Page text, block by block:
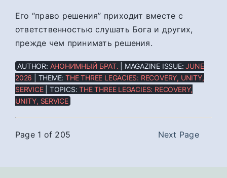
Его “право решения” приходит вместе с
ответственностью слушать Бога и других,
прежде чем принимать решения.
AUTHOR: АНОНИМНЫЙ БРАТ. | MAGAZINE ISSUE:JUNE
2026 | THEME:THE THREE LEGACIES: RECOVERY, UNITY,
SERVICE| TOPICS:THE THREE LEGACIES: RECOVERY,
UNITY, SERVICE
Page 1 of 205 Next Page